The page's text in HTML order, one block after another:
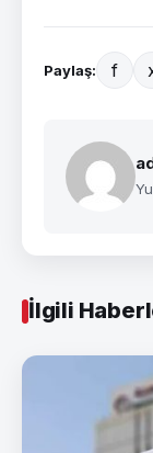
Paylaş: f
İlgili